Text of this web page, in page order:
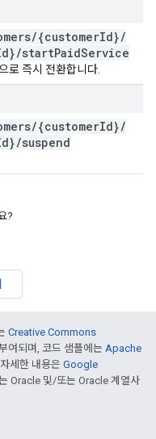
/{customerId}/
/startPaidService
로 즉시 전환합니다.
/{customerId}/
/suspend
?
Creative Commons
여되며, 코드 샘플에는 Apache
세한 내용은 Google
Oracle 및/또는 Oracle 계열사